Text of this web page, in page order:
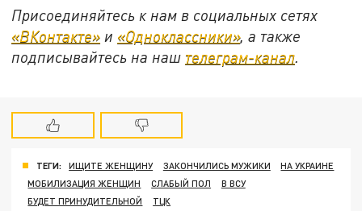
Присоединяйтесь к нам в социальных сетях
«ВКонтакте» и «Одноклассники», а также
подписывайтесь на наш телеграм-канал.
ТЕГИ: ИЩИТЕ ЖЕНЩИНУ ЗАКОНЧИЛИСЬ МУЖИКИ
НА УКРАИНЕ
МОБИЛИЗАЦИЯ ЖЕНЩИН
СЛАБЫЙ ПОЛ
В ВСУ
БУДЕТ ПРИНУДИТЕЛЬНОЙ
ТЦК